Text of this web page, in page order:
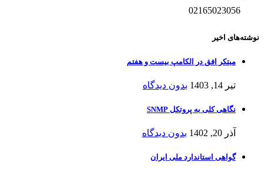
نوشته‌های اخیر
مبتکر افق در الکامپ بیست و هفتم
تیر 14, 1403 بدون دیدگاه
نگاهی کلی به پروتکل SNMP
آذر 20, 1402 بدون دیدگاه
گواهی استاندارد ملی ایران